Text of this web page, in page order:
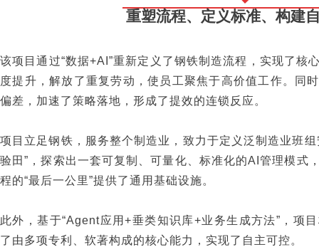
重塑流程、定义标准、构建
该项目通过“数据+AI”重新定义了钢铁制造流程，实现了核
度提升，解放了重复劳动，使员工聚焦于高价值工作。同
偏差，加速了策略落地，形成了提效的连锁反应。
项目立足钢铁，服务整个制造业，致力于定义泛制造业班
验田”，探索出一套可复制、可量化、标准化的AI管理模式
程的“最后一公里”提供了通用基础设施。
此外，基于“Agent应用+垂类知识库+业务生成方法”，项
了由多项专利、软著构成的核心能力，实现了自主可控。